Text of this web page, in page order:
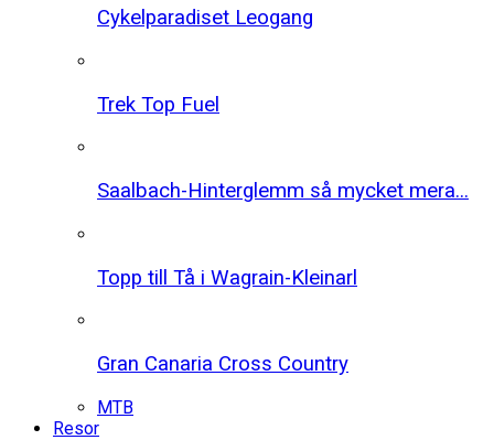
Cykelparadiset Leogang
Trek Top Fuel
Saalbach-Hinterglemm så mycket mera...
Topp till Tå i Wagrain-Kleinarl
Gran Canaria Cross Country
MTB
Resor